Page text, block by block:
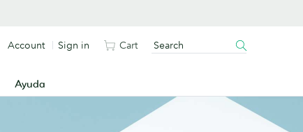
Ayuda
Account Sign in Cart